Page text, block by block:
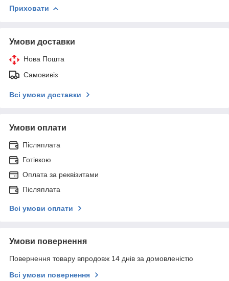
Приховати
Умови доставки
Нова Пошта
Самовивіз
Всі умови доставки
Умови оплати
Післяплата
Готівкою
Оплата за реквізитами
Післяплата
Всі умови оплати
Умови повернення
Повернення товару впродовж 14 днів за домовленістю
Всі умови повернення